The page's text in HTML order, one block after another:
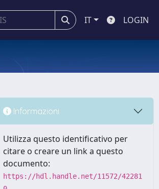
IT LOGIN
Informazioni
Utilizza questo identificativo per
citare o creare un link a questo
documento:
https://hdl.handle.net/11572/42281